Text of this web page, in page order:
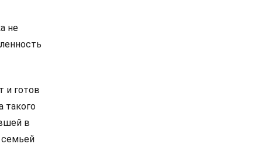
не
и готов
такого
в